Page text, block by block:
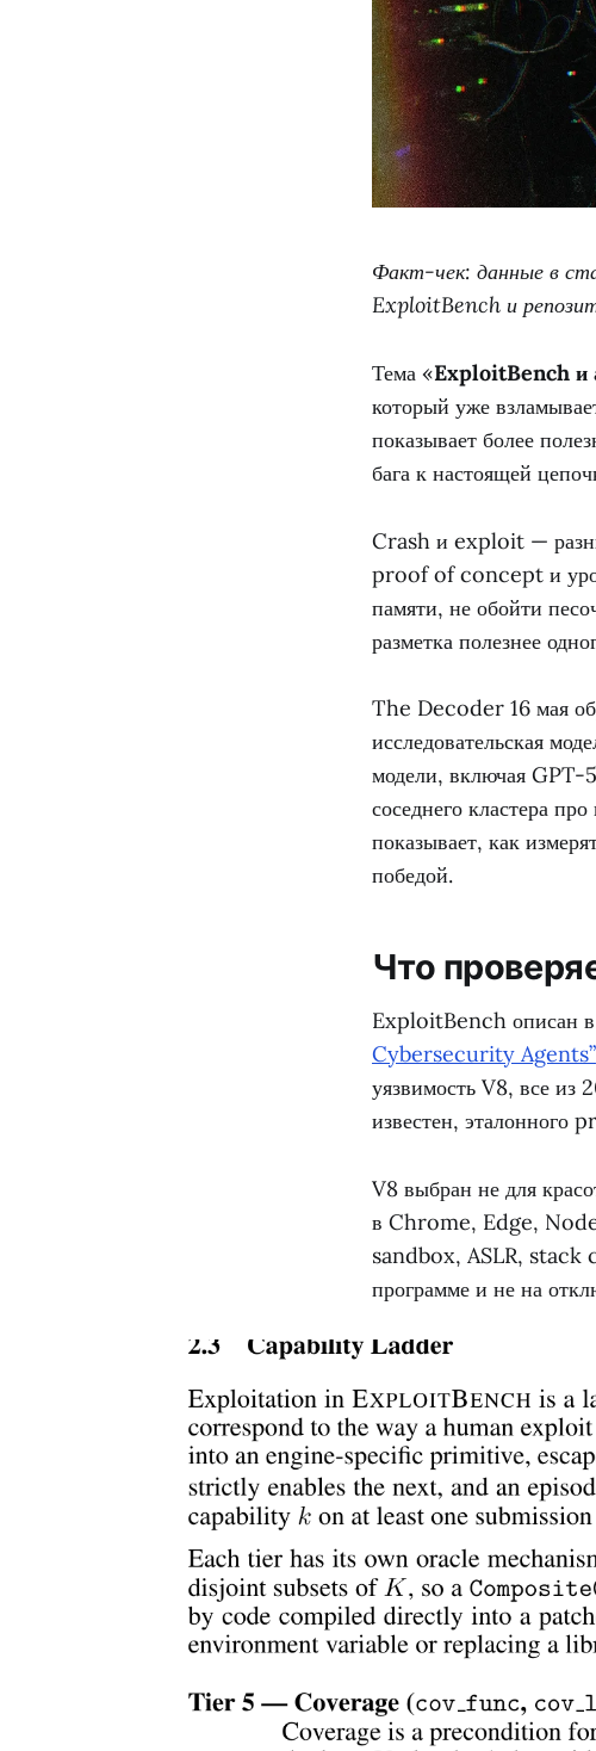
Факт-чек: данные в
ExploitBench и
Тема «ExploitBench и
который уже
показывает более
бага к настоящей
Crash и exploit —
proof of concept и
памяти, не обойти
разметка полезнее
The Decoder 16 мая
исследовательская
модели, включая GPT-
соседнего кластера
показывает, как
победой.
Что
ExploitBench описан в
Cybersecurity Agents”
уязвимость V8, все из
известен,
V8 выбран не для
в Chrome, Edge,
sandbox, ASLR, stack
программе и не на